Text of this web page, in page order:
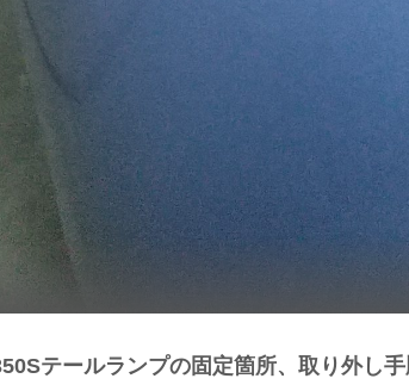
テールランプの固定箇所、取り外し